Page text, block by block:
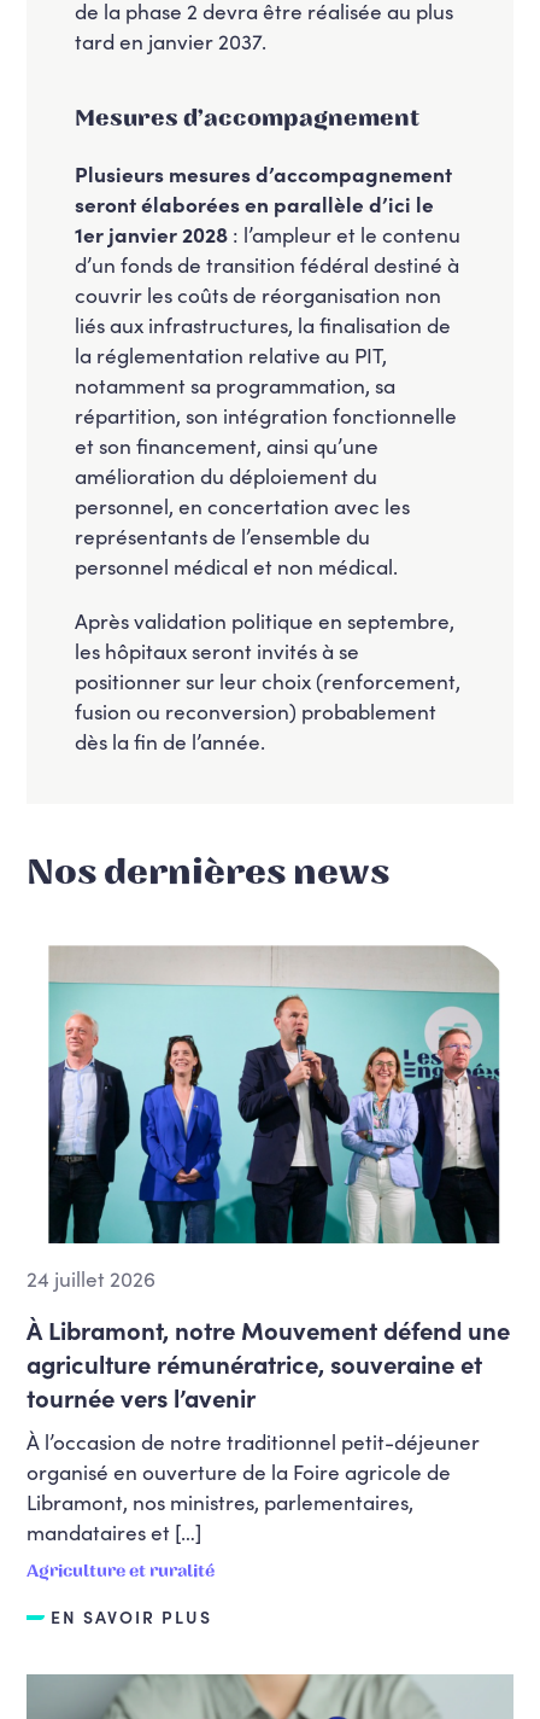
de la phase 2 devra être réalisée au plus
tard en janvier 2037.
Mesures d’accompagnement
Plusieurs mesures d’accompagnement
seront élaborées en parallèle d’ici le
1er janvier 2028 : l’ampleur et le contenu
d’un fonds de transition fédéral destiné à
couvrir les coûts de réorganisation non
liés aux infrastructures, la finalisation de
la réglementation relative au PIT,
notamment sa programmation, sa
répartition, son intégration fonctionnelle
et son financement, ainsi qu’une
amélioration du déploiement du
personnel, en concertation avec les
représentants de l’ensemble du
personnel médical et non médical.
Après validation politique en septembre,
les hôpitaux seront invités à se
positionner sur leur choix (renforcement,
fusion ou reconversion) probablement
dès la fin de l’année.
Nos dernières news
24 juillet 2026
À Libramont, notre Mouvement défend une
agriculture rémunératrice, souveraine et
tournée vers l’avenir
À l’occasion de notre traditionnel petit-déjeuner
organisé en ouverture de la Foire agricole de
Libramont, nos ministres, parlementaires,
mandataires et […]
Agriculture et ruralité
EN SAVOIR PLUS